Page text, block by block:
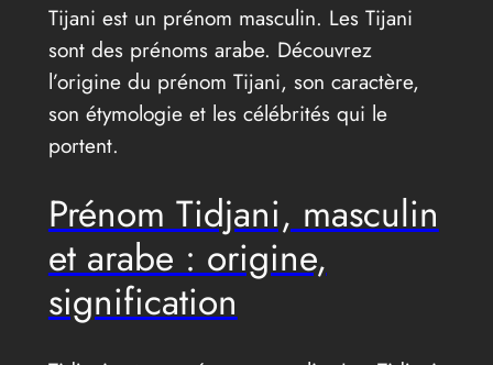
Tijani est un prénom masculin. Les Tijani
sont des prénoms arabe. Découvrez
l’origine du prénom Tijani, son caractère,
son étymologie et les célébrités qui le
portent.
Prénom Tidjani, masculin
et arabe : origine,
signification